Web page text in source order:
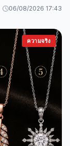
06/08/2026 17:43
ความจริง